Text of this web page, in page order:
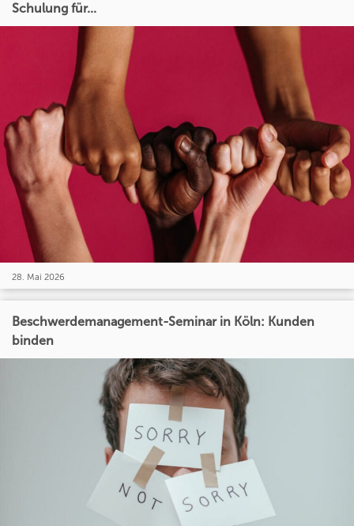
Schulung für...
28. Mai 2026
Beschwerdemanagement-Seminar in Köln: Kunden
binden